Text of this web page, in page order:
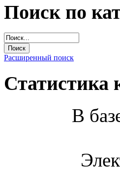
Поиск по
Расширенный поиск
Статистика
В